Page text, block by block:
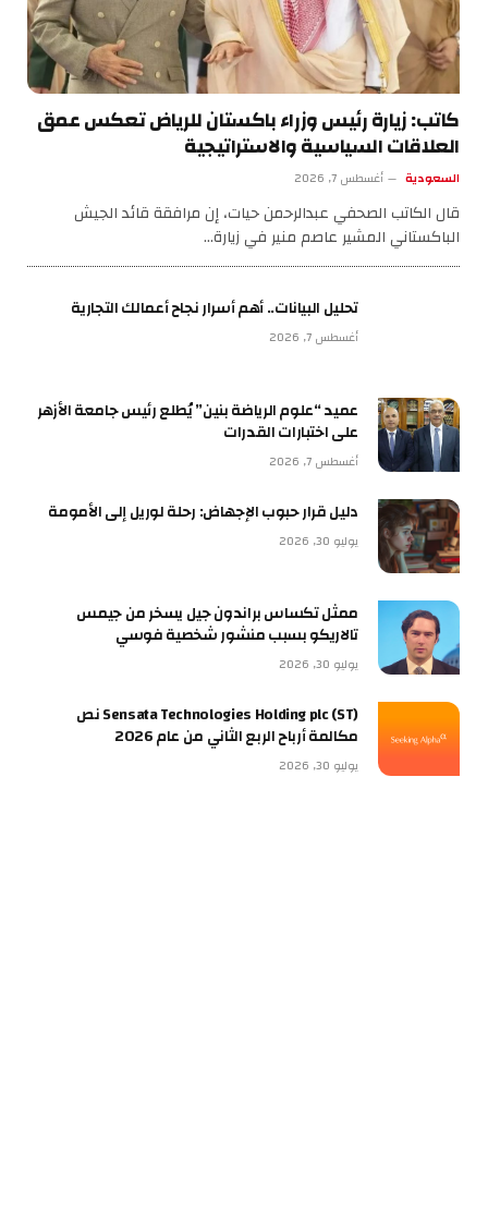
كاتب: زيارة رئيس وزراء باكستان للرياض تعكس عمق
العلاقات السياسية والاستراتيجية
السعودية أغسطس 7, 2026
قال الكاتب الصحفي عبدالرحمن حيات، إن مرافقة قائد الجيش
الباكستاني المشير عاصم منير في زيارة…
تحليل البيانات.. أهم أسرار نجاح أعمالك التجارية
أغسطس 7, 2026
عميد “علوم الرياضة بنين” يُطلع رئيس جامعة الأزهر
على اختبارات القدرات
أغسطس 7, 2026
دليل قرار حبوب الإجهاض: رحلة لوريل إلى الأمومة
يوليو 30, 2026
ممثل تكساس براندون جيل يسخر من جيمس
تالاريكو بسبب منشور شخصية فوسي
يوليو 30, 2026
Sensata Technologies Holding plc (ST) نص
مكالمة أرباح الربع الثاني من عام 2026
يوليو 30, 2026